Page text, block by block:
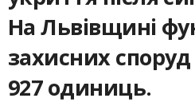
На Львівщині
захисних споруд
927 одиниць.